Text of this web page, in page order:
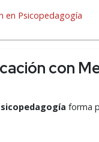
en Psicopedagogía
con
forma